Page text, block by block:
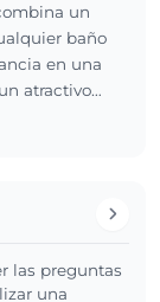
un
baño
en una
atractivo…
las preguntas
una